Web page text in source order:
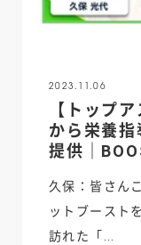
2023.11.06
【トップ
から栄養
提供｜
久保：皆さん
ットブースト
訪れた「...